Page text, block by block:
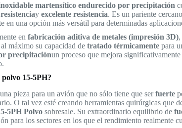
martensítico endurecido por precipitación
resistenciayexcelente resistencia. Es un pariente
en una opción más versátil para determinadas
enfabricación aditiva de metales (impresión 3D)
máximo su capacidad detratado térmicamente para
precipitaciónun proceso que mejora
15-5PH?
pieza para un avión que no sólo tiene que serfuerte
O tal vez esté creando herramientas quirúrgicas que
5PH Polvo sobresale. Su extraordinario equilibrio de
para los sectores en los que el rendimiento realmente